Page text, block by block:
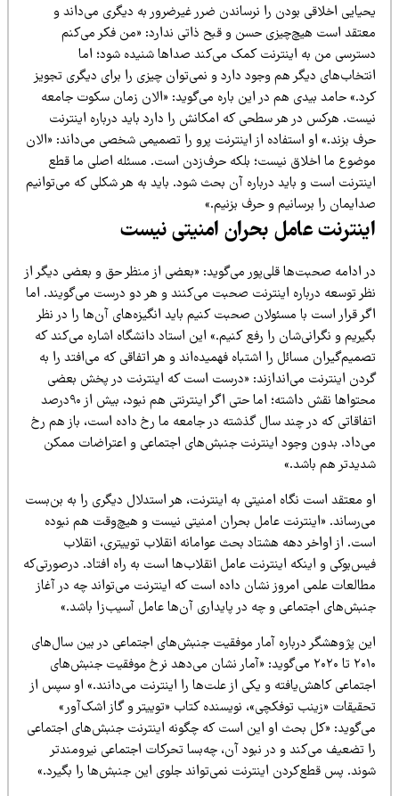
اخلاقی بودن را نرساندن ضرر غیرضرور به دیگری می‌داند و
است هیچ‌چیزی حسن و قبح ذاتی ندارد: «من فکر می‌کنم
من به اینترنت کمک می‌کند صداها شنیده شود؛ اما
دیگر هم وجود دارد و نمی‌توان چیزی را برای دیگری تجویز
حامد بیدی هم در این باره می‌گوید: «الان زمان سکوت جامعه
هرکس در هر سطحی که امکانش را دارد باید درباره اینترنت
بزند.» او استفاده از اینترنت پرو را تصمیمی شخصی می‌داند: «الان
ما اخلاق نیست؛ بلکه حرف‌زدن است. مسئله اصلی ما قطع
است و باید درباره آن بحث شود. باید به هر شکلی که می‌توانیم
را برسانیم و حرف بزنیم.»
عامل بحران امنیتی نیست
ادامه صحبت‌ها قلی‌پور می‌گوید: «بعضی از منظر حق و بعضی دیگر از
توسعه درباره اینترنت صحبت می‌کنند و هر دو درست می‌گویند. اما
قرار است با مسئولان صحبت کنیم باید انگیزه‌های آن‌ها را در نظر
و نگرانی‌شان را رفع کنیم.» این استاد دانشگاه اشاره می‌کند که
مسائل را اشتباه فهمیده‌اند و هر اتفاقی که می‌افتد را به
اینترنت می‌اندازند: «درست است که اینترنت در پخش بعضی
محتواها نقش داشته؛ اما حتی اگر اینترنتی هم نبود، بیش از ۹۰درصد
که در چند سال گذشته در جامعه ما رخ داده است، باز هم رخ
بدون وجود اینترنت جنبش‌های اجتماعی و اعتراضات ممکن
هم باشد.»
معتقد است نگاه امنیتی به اینترنت، هر استدلال دیگری را به بن‌بست
«اینترنت عامل بحران امنیتی نیست و هیچ‌وقت هم نبوده
از اواخر دهه هشتاد بحث عوامانه انقلاب توییتری، انقلاب
و اینکه اینترنت عامل انقلاب‌ها است به راه افتاد. درصورتی‌که
علمی امروز نشان داده است که اینترنت می‌تواند چه در آغاز
اجتماعی و چه در پایداری آن‌ها عامل آسیب‌زا باشد.»
پژوهشگر درباره آمار موفقیت جنبش‌های اجتماعی در بین سال‌های
۲۰۱۰ تا ۲۰۲۰ می‌گوید: «آمار نشان می‌دهد نرخ موفقیت جنبش‌های
کاهش‌یافته و یکی از علت‌ها را اینترنت می‌دانند.» او سپس از
«زینب توفکچی»، نویسنده کتاب «توییتر و گاز اشک‌آور»
«کل بحث او این است که چگونه اینترنت جنبش‌های اجتماعی
تضعیف می‌کند و در نبود آن، چه‌بسا تحرکات اجتماعی نیرومندتر
پس قطع‌کردن اینترنت نمی‌تواند جلوی این جنبش‌ها را بگیرد.»